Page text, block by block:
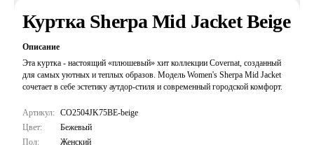
Куртка Sherpa Mid Jacket Beige
Описание
Эта куртка - настоящий «плюшевый» хит коллекции Covernat, созданный
для самых уютных и теплых образов. Модель Women's Sherpa Mid Jacket
сочетает в себе эстетику аутдор-стиля и современный городской комфорт.
Артикул: CO2504JK75BE-beige
Цвет:
Бежевый
Пол:
Женский